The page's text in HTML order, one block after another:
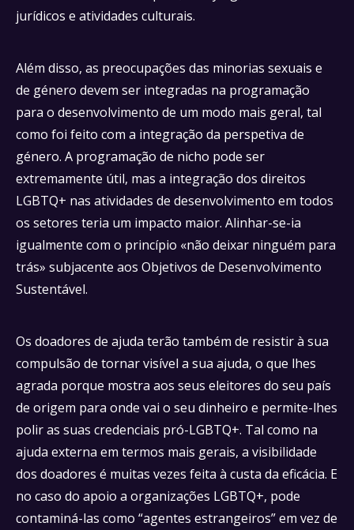
jurídicos e atividades culturais.
Além disso, as preocupações das minorias sexuais e
de género devem ser integradas na programação
para o desenvolvimento de um modo mais geral, tal
como foi feito com a integração da perspetiva de
género. A programação de nicho pode ser
extremamente útil, mas a integração dos direitos
LGBTQ+ nas atividades de desenvolvimento em todos
os setores teria um impacto maior. Alinhar-se-ia
igualmente com o princípio «não deixar ninguém para
trás» subjacente aos Objetivos de Desenvolvimento
Sustentável.
Os doadores de ajuda terão também de resistir à sua
compulsão de tornar visível a sua ajuda, o que lhes
agrada porque mostra aos seus eleitores do seu país
de origem para onde vai o seu dinheiro e permite-lhes
polir as suas credenciais pró-LGBTQ+. Tal como na
ajuda externa em termos mais gerais, a visibilidade
dos doadores é muitas vezes feita à custa da eficácia. E
no caso do apoio a organizações LGBTQ+, pode
contaminá-las como “agentes estrangeiros” em vez de